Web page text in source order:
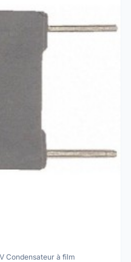
Condensateur à film